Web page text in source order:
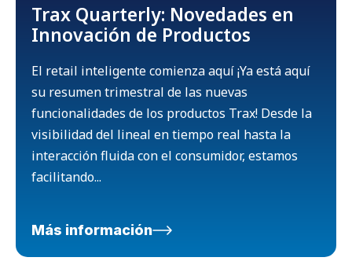
Trax Quarterly: Novedades en
Innovación de Productos
El retail inteligente comienza aquí ¡Ya está aquí
su resumen trimestral de las nuevas
funcionalidades de los productos Trax! Desde la
visibilidad del lineal en tiempo real hasta la
interacción fluida con el consumidor, estamos
facilitando...
Más información